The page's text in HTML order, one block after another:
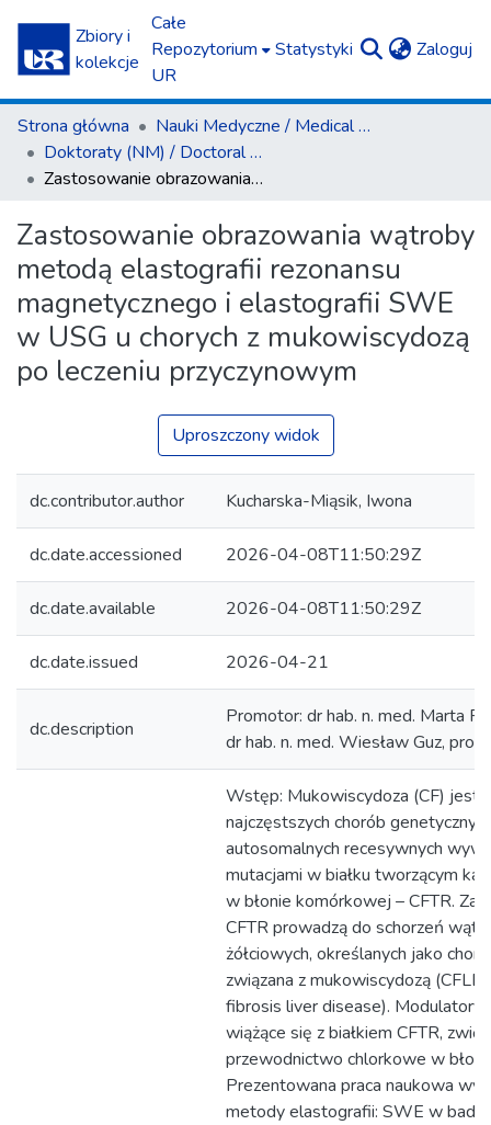
Zbiory i
kolekcje
Całe
Repozytorium
UR
Statystyki Zaloguj
Strona główna
Nauki Medyczne / Medical Sciences
Doktoraty (NM) / Doctoral Theses (MS)
Zastosowanie obrazowania wątroby metodą elastografii rezonansu magnetycznego i elastografii SWE w USG u chorych z mukowiscydozą po leczeniu przyczynowym
Zastosowanie obrazowania wątroby
metodą elastografii rezonansu
magnetycznego i elastografii SWE
w USG u chorych z mukowiscydozą
po leczeniu przyczynowym
Uproszczony widok
dc.contributor.author Kucharska-Miąsik, Iwona
dc.date.accessioned 2026-04-08T11:50:29Z
dc.date.available 2026-04-08T11:50:29Z
dc.date.issued 2026-04-21
dc.description
Promotor: dr hab. n. med. Marta
dr hab. n. med. Wiesław Guz,
Wstęp: Mukowiscydoza (CF) jest
najczęstszych chorób
autosomalnych recesywnych
mutacjami w białku tworzącym
w błonie komórkowej – CFTR.
CFTR prowadzą do schorzeń
żółciowych, określanych jako
związana z mukowiscydozą (CFLD
fibrosis liver disease). Modulatory
wiążące się z białkiem CFTR,
przewodnictwo chlorkowe w
Prezentowana praca naukowa
metody elastografii: SWE w